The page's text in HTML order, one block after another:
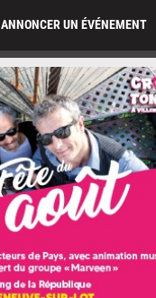
ANNONCER UN ÉVÉNEMENT